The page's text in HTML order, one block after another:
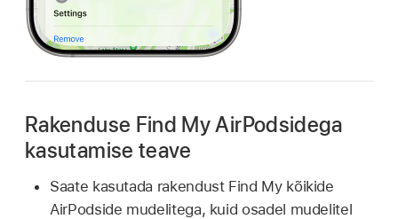
Rakenduse Find My AirPodsidega
kasutamise teave
Saate kasutada rakendust Find My kõikide
AirPodside mudelitega, kuid osadel mudelitel